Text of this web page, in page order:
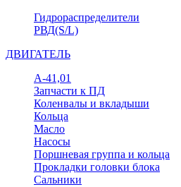
Гидрораспределители
РВД(S/L)
ДВИГАТЕЛЬ
А-41,01
Запчасти к ПД
Коленвалы и вкладыши
Кольца
Масло
Насосы
Поршневая группа и кольца
Прокладки головки блока
Сальники